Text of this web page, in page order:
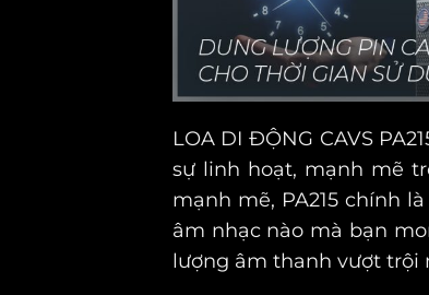
LOA DI ĐỘNG CAVS
sự linh hoạt, mạnh mẽ
mạnh mẽ, PA215 chính
âm nhạc nào mà bạn
lượng âm thanh vượt trội